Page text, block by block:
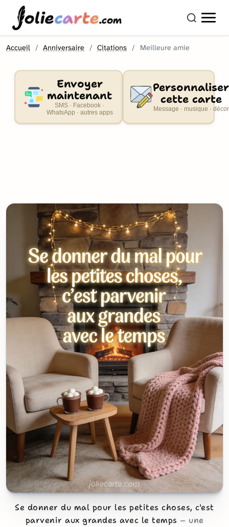
oliecarte.com
Accueil Anniversaire Citations Meilleure amie
Envoyer
maintenant
SMS · Facebook ·
WhatsApp · autres apps
Personnaliser
cette carte
Message · musique · décor
Se donner du mal pour les petites choses, c'est
parvenir aux grandes avec le temps
une